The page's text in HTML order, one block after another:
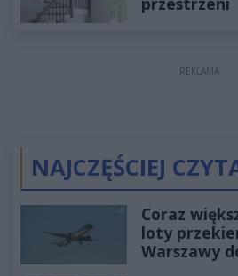
REKLAMA
NAJCZĘŚCIEJ
Coraz
loty
Warszawy